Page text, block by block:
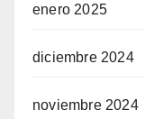
enero 2025
diciembre 2024
noviembre 2024